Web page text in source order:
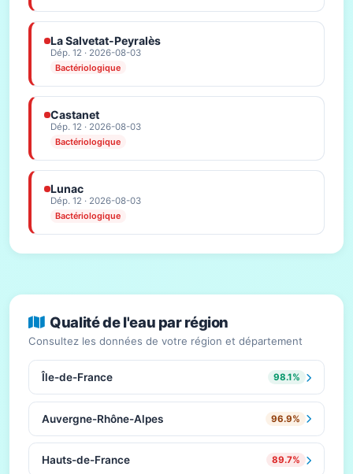
La Salvetat-Peyralès
Dép. 12 · 2026-08-03
Bactériologique
Castanet
Dép. 12 · 2026-08-03
Bactériologique
Lunac
Dép. 12 · 2026-08-03
Bactériologique
Qualité de l'eau par région
Consultez les données de votre région et département
Île-de-France 98.1%
Auvergne-Rhône-Alpes 96.9%
Hauts-de-France 89.7%